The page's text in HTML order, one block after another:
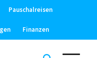
Pauschalreisen
Finanzen